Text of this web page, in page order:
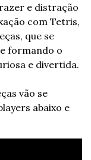
e distração
com Tetris,
que se
formando o
e divertida.
vão se
abaixo e